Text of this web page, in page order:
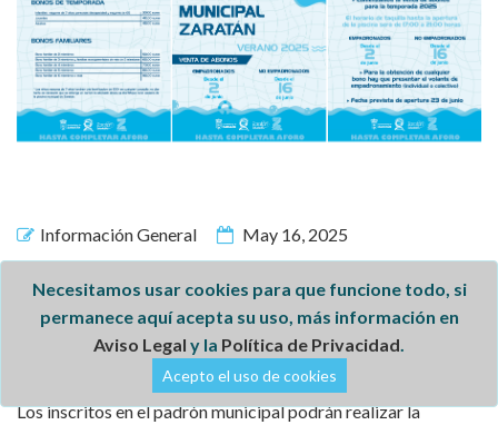
Información General May 16, 2025
Zaratán abrirá la venta de
abonos para empadronados de la
piscina municipal el 2 de junio
Los inscritos en el padrón municipal podrán realizar la
Necesitamos usar cookies para que funcione todo, si
permanece aquí acepta su uso, más información en
Aviso Legal y la Política de Privacidad.
Acepto el uso de cookies